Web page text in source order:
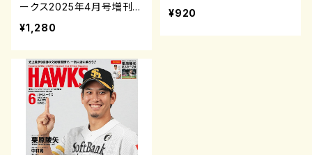
ークス2025年4月号増刊）
¥1,280
¥920